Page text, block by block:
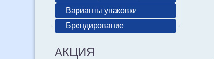
Варианты упаковки
Брендирование
АКЦИЯ